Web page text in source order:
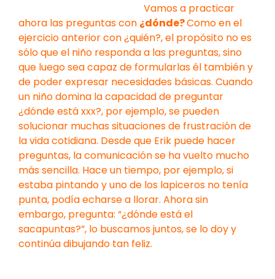
Vamos a practicar
ahora las preguntas con ¿dónde?Como en el
ejercicio anterior con ¿quién?, el propósito no es
sólo que el niño responda a las preguntas, sino
que luego sea capaz de formularlas él también y
de poder expresar necesidades básicas. Cuando
un niño domina la capacidad de preguntar
¿dónde está xxx?, por ejemplo, se pueden
solucionar muchas situaciones de frustración de
la vida cotidiana. Desde que Erik puede hacer
preguntas, la comunicación se ha vuelto mucho
más sencilla. Hace un tiempo, por ejemplo, si
estaba pintando y uno de los lapiceros no tenía
punta, podía echarse a llorar. Ahora sin
embargo, pregunta: “¿dónde está el
sacapuntas?”, lo buscamos juntos, se lo doy y
continúa dibujando tan feliz.